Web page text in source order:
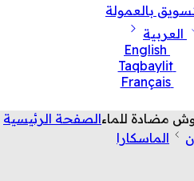
بالعمولة
العربية
English
Taqbaylit
Français
مضادة للماءالصفحة الرئيسية
الماسكارا